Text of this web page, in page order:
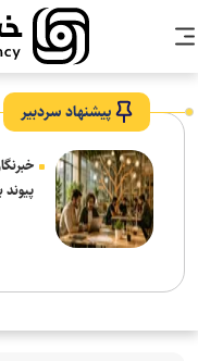
پیشنهاد سردبیر
پیوند